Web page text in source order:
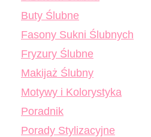
Buty Ślubne
Fasony Sukni Ślubnych
Fryzury Ślubne
Makijaż Ślubny
Motywy i Kolorystyka
Poradnik
Porady Stylizacyjne